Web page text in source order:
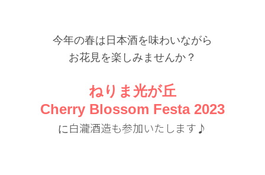
今年の春は日本酒を味わいながら
お花見を楽しみませんか？
ねりま光が丘
Cherry Blossom Festa 2023
に 白瀧酒造も参加いたします♪